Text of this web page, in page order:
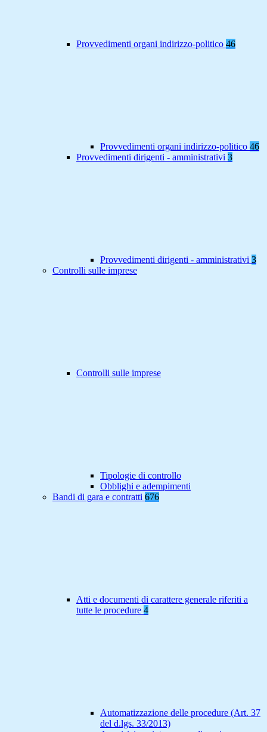
Provvedimenti organi indirizzo-politico 46
Provvedimenti organi indirizzo-politico 46
Provvedimenti dirigenti - amministrativi 3
Provvedimenti dirigenti - amministrativi 3
Controlli sulle imprese
Controlli sulle imprese
Tipologie di controllo
Obblighi e adempimenti
Bandi di gara e contratti 676
Atti e documenti di carattere generale riferiti a
tutte le procedure 4
Automatizzazione delle procedure (Art. 37
del d.lgs. 33/2013)